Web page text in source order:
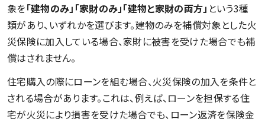
象を「建物のみ」「家財のみ」「建物と家財の両方」 という3種
類があり、いずれかを選びます。建物のみを補償対象とした火
災保険に加入している場合、家財に被害を受けた場合でも補
償はされません。
住宅購入の際にローンを組む場合、火災保険の加入を条件と
される場合があります。これは、例えば、ローンを担保する住
宅が火災により損害を受けた場合でも、ローン返済を保険金